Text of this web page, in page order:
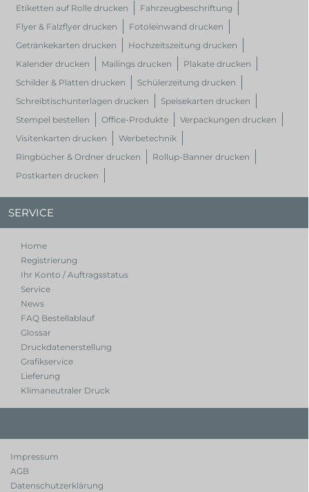
Etiketten auf Rolle drucken
Fahrzeugbeschriftung
Flyer & Falzflyer drucken
Fotoleinwand drucken
Getränkekarten drucken
Hochzeitszeitung drucken
Kalender drucken
Mailings drucken
Plakate drucken
Schilder & Platten drucken
Schülerzeitung drucken
Schreibtischunterlagen drucken
Speisekarten drucken
Stempel bestellen
Office-Produkte
Verpackungen drucken
Visitenkarten drucken
Werbetechnik
Ringbücher & Ordner drucken
Rollup-Banner drucken
Postkarten drucken
SERVICE
Home
Registrierung
Ihr Konto / Auftragsstatus
Service
News
FAQ Bestellablauf
Glossar
Druckdatenerstellung
Grafikservice
Lieferung
Klimaneutraler Druck
Impressum
AGB
Datenschutzerklärung